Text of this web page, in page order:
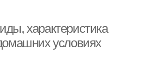
характеристика
условиях